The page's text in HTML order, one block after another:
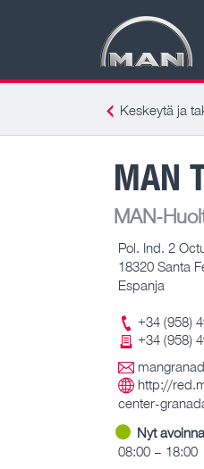
Keskeytä ja
MAN
MAN-
Pol. Ind. 2
18320 Santa
Espanja
+34 (958)
+34 (958)
http://
center-
Nyt avoinna
08:00 – 18:00